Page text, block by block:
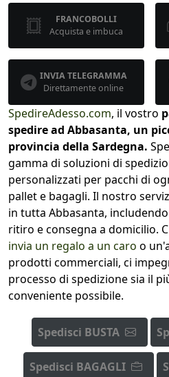
FRANCOBOLLI
Acquista e imbuca
INVIA TELEGRAMMA
Direttamente online
SpedireAdesso.com, il vostro
spedire ad Abbasanta, un
provincia della Sardegna.
gamma di soluzioni di
personalizzati per pacchi di
pallet e bagagli. Il nostro
in tutta Abbasanta,
ritiro e consegna a domicilio.
invia un regalo a un caro o
prodotti commerciali, ci
processo di spedizione sia il
conveniente possibile.
Spedisci BUSTA
Spedisci BAGAGLI